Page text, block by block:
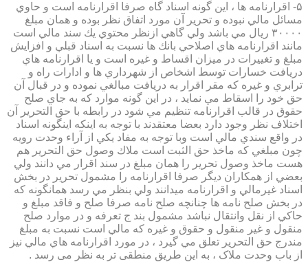
۵- اقرارنامه ها ، اين گونه اسناد گاه صرفا اقرارنامه است و حاوي
مسائل مالي نبوده و تحرير آن مورد اتفاق نظر بوده و همان مبلغ
۳۰۰۰۰ ريال مي باشد ولي گاهي ازنظر محتوي يك سند مالي است
مانند اقرارنامه هاي اصلاحي بانك ها نسبت به اسناد قبلي و افزايش
مبلغ و تغييرات در ميزان اقساط و غيره است و يا اقرارنامه هاي
دريافت خسارات توسط اشخاص از شهرداري ها و ادارات راه و
ترابري و غيره كه مقر اقرار به دريافت مبالغي نموده و در قبال آن
حق خود را اسقاط مي نمايد ، در اين گونه موارد كه به جاي صلح
حقوق در قالب اقرارنامه تنظيم مي شود در رابطه با حق التحرير آن
اختلاف نظر وجود دارد بعضا معتقدند با توجه به اينكه اينگونه اسناد
در واقع سندي مالي است وبا توجه به مفاد يكي از آراء وحدت رويه
چون مبلغي كه ماخذ حق الثبت است ملاك وصول حق التحرير هم
هست ماخذ وصول تحرير را همان مبلغ در سند اقرار مي دانند ولي
بعضي از همكاران ديگر صرفا اقرارنامه را مشمول تحرير در بخش
اسناد غيرمالي و اقرارنامه ميدانند ولي بنظر مي رسد همانگونه كه
در بخش صلح نامه ها چنانچه صلح نامه صرفا صلح و فاقد مبلغ و
حاكي از نقل وانتقال نباشد مشمول بند ج تعرفه و در موارد صلح
منقول و غير منقول و حقوق و غيره كه مالي است نسبت به مبلغ
مندرج حق التحرير تعلق مي گيرد ، در مورد اقرارنامه هاي مالي نيز
از باب وحدت ملاک ، به این طریق منطقی تر به نظر می رسد .